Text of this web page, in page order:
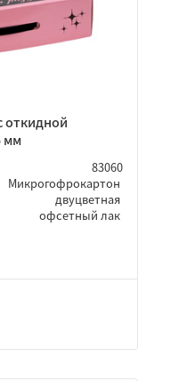
откидной
мм
83060
Микрогофрокартон
двуцветная
офсетный лак